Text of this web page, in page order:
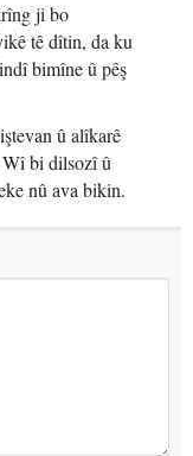
ji bo
tê dîtin, da ku
bimîne û pêş
û alîkarê
bi dilsozî û
nû ava bikin.